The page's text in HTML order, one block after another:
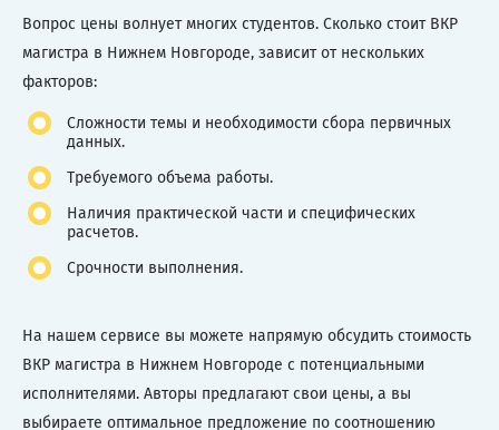
Вопрос цены волнует многих студентов. Сколько стоит ВКР
магистра в Нижнем Новгороде, зависит от нескольких
факторов:
Сложности темы и необходимости сбора первичных
данных.
Требуемого объема работы.
Наличия практической части и специфических
расчетов.
Срочности выполнения.
На нашем сервисе вы можете напрямую обсудить стоимость
ВКР магистра в Нижнем Новгороде с потенциальными
исполнителями. Авторы предлагают свои цены, а вы
выбираете оптимальное предложение по соотношению